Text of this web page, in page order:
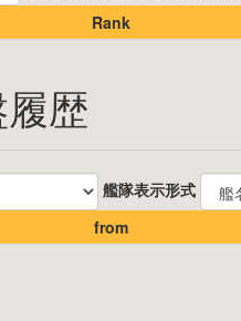
Rank
歴
艦隊表示形式
from